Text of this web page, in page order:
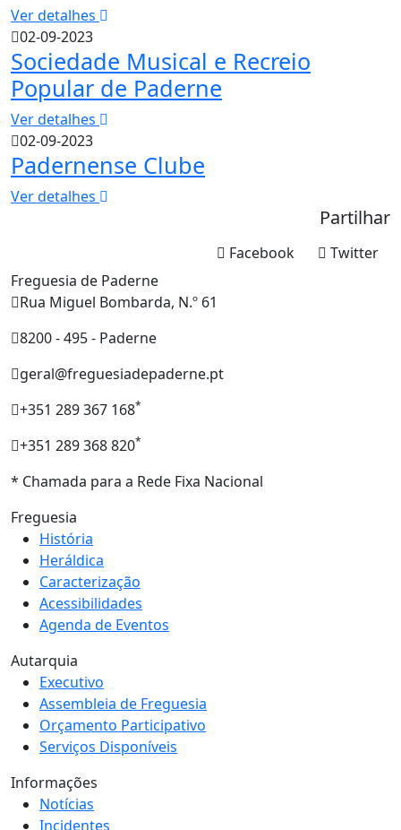
Ver detalhes
02-09-2023
Sociedade Musical e Recreio
Popular de Paderne
Ver detalhes
02-09-2023
Padernense Clube
Ver detalhes
Partilhar
Twitter
Facebook
Freguesia de Paderne
Rua Miguel Bombarda, N.º 61
8200 - 495 - Paderne
geral@freguesiadepaderne.pt
+351 289 367 168*
+351 289 368 820*
* Chamada para a Rede Fixa Nacional
Freguesia
História
Heráldica
Caracterização
Acessibilidades
Agenda de Eventos
Autarquia
Executivo
Assembleia de Freguesia
Orçamento Participativo
Serviços Disponíveis
Informações
Notícias
Incidentes